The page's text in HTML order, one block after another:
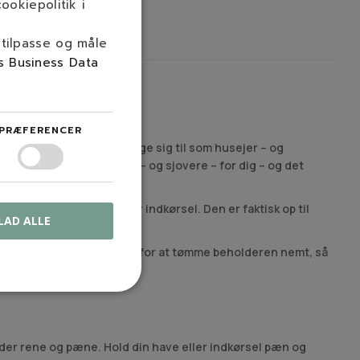
Der er mange ting at tage sig til som husejer – og
lidt nemmere – og sjovere – for dig – og det
fra din have eller indkørsel. Den er faktisk op til
har du også mulighed for at tømme beholderen nemt, så
rene og pæne. Hold din have eller indkørsel pæn og
i
og måle
Business Data
PRÆFERENCER
ALLE